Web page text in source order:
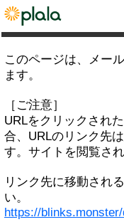
このページは、メー
ます。
［ご注意］
URLをクリックされ
合、URLのリンク先
す。サイトを閲覧さ
リンク先に移動され
い。
https://